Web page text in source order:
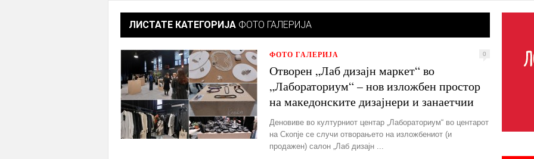
ЛИСТАТЕ КАТЕГОРИЈА ФОТО ГАЛЕРИЈА
ФОТО ГАЛЕРИЈА 0
Отворен „Лаб дизајн маркет“ во
„Лабораториум“ – нов изложбен простор
на македонските дизајнери и занаетчии
Деновиве во културниот центар „Лабораториум“ во центарот
на Скопје се случи отворањето на изложбениот (и
продажен) салон „Лаб дизајн ...